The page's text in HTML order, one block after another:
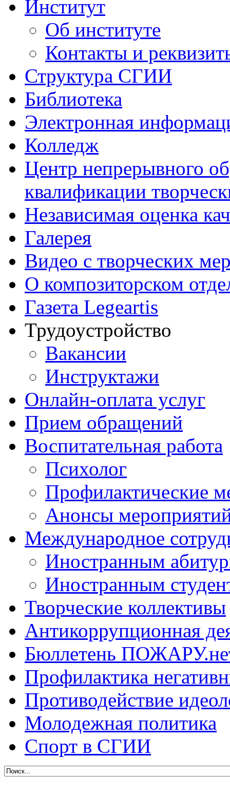
Институт
Об институте
Контакты и
Структура СГИИ
Библиотека
Электронная
Колледж
Центр непрерывного
квалификации
Независимая оценка
Галерея
Видео с творческих
О композиторском
Газета Legeartis
Трудоустройство
Вакансии
Инструктажи
Онлайн-оплата услуг
Прием обращений
Воспитательная работа
Психолог
Профилактические
Анонсы
Международное
Иностранным
Иностранным
Творческие коллективы
Антикоррупционная
Бюллетень
Профилактика
Противодействие
Молодежная политика
Спорт в СГИИ